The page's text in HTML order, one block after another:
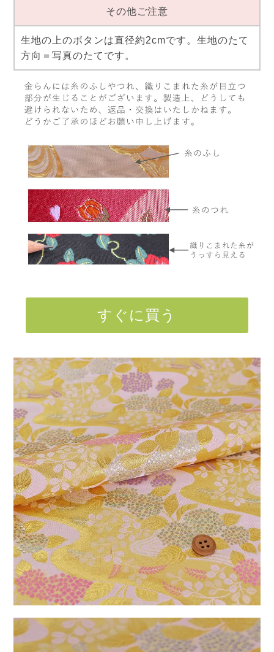
その他ご注意
生地の上のボタンは直径約2cmです。生地のたて
方向＝写真のたてです。
すぐに買う